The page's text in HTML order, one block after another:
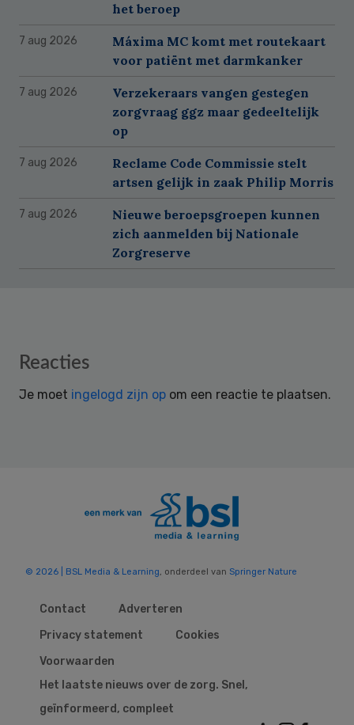
het beroep
7 aug 2026
Máxima MC komt met routekaart
voor patiënt met darmkanker
7 aug 2026
Verzekeraars vangen gestegen
zorgvraag ggz maar gedeeltelijk
op
7 aug 2026
Reclame Code Commissie stelt
artsen gelijk in zaak Philip Morris
7 aug 2026
Nieuwe beroepsgroepen kunnen
zich aanmelden bij Nationale
Zorgreserve
Reader
Reacties
Je moet ingelogd zijn op om een reactie te plaatsen.
© 2026 | BSL Media & Learning, onderdeel van Springer Nature
Contact
Adverteren
Privacy statement
Cookies
Voorwaarden
Het laatste nieuws over de zorg. Snel,
geïnformeerd, compleet